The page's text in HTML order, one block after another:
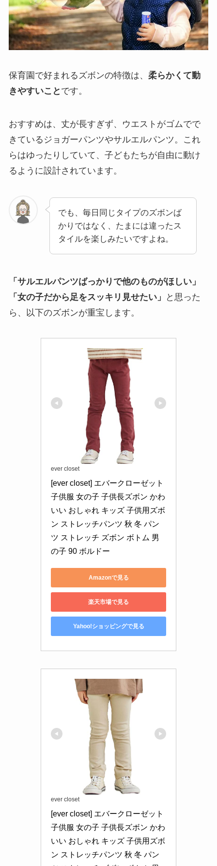
保育園で好まれるズボンの特徴は、 柔らかくて動
きやすいこと です。
おすすめは、丈が長すぎず、ウエストがゴムでで
きているジョガーパンツやサルエルパンツ。これ
らはゆったりしていて、子どもたちが自由に動け
るように設計されています。
でも、毎日同じタイプのズボンば
かりではなく、たまには違ったス
タイルを楽しみたいですよね。
「サルエルパンツばっかりで他のものがほしい」
「女の子だから足をスッキリ見せたい」
と思った
ら、以下のズボンが重宝します。
ever closet
[ever closet] エバークローゼット
子供服 女の子 子供長ズボン かわ
いい おしゃれ キッズ 子供用ズボ
ン ストレッチパンツ 秋 冬 パン
ツ ストレッチ ズボン ボトム 男
の子 90 ボルドー
Amazonで見る
楽天市場で見る
Yahoo!ショッピングで見る
ever closet
[ever closet] エバークローゼット
子供服 女の子 子供長ズボン かわ
いい おしゃれ キッズ 子供用ズボ
ン ストレッチパンツ 秋 冬 パン